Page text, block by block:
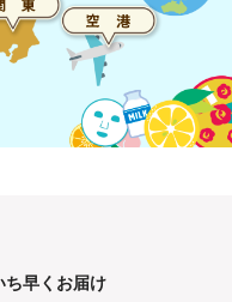
ち早くお届け